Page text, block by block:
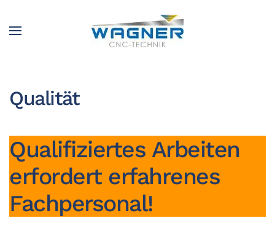
Zum Hauptinhalt springen
Qualität
Qualifiziertes Arbeiten
erfordert erfahrenes
Fachpersonal!